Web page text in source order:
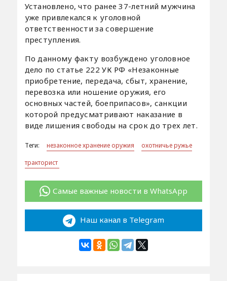
Установлено, что ранее 37-летний мужчина
уже привлекался к уголовной
ответственности за совершение
преступления.
По данному факту возбуждено уголовное
дело по статье 222 УК РФ «Незаконные
приобретение, передача, сбыт, хранение,
перевозка или ношение оружия, его
основных частей, боеприпасов», санкции
которой предусматривают наказание в
виде лишения свободы на срок до трех лет.
Теги: незаконное хранение оружия
охотничье ружье
тракторист
Самые важные новости в WhatsApp
Наш канал в Telegram